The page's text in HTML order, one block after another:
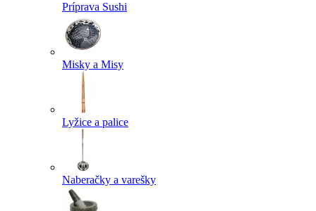
Príprava Sushi
Misky a Misy
Lyžice a palice
Naberačky a varešky